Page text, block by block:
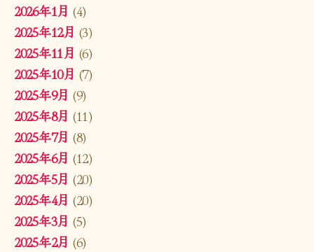
2026年1月 (4)
2025年12月 (3)
2025年11月 (6)
2025年10月 (7)
2025年9月 (9)
2025年8月 (11)
2025年7月 (8)
2025年6月 (12)
2025年5月 (20)
2025年4月 (20)
2025年3月 (5)
2025年2月 (6)